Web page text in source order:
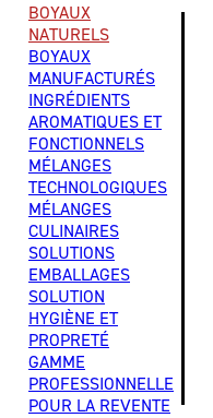
BOYAUX
NATURELS
BOYAUX
MANUFACTURÉS
INGRÉDIENTS
AROMATIQUES ET
FONCTIONNELS
MÉLANGES
TECHNOLOGIQUES
MÉLANGES
CULINAIRES
SOLUTIONS
EMBALLAGES
SOLUTION
HYGIÈNE ET
PROPRETÉ
GAMME
PROFESSIONNELLE
POUR LA REVENTE